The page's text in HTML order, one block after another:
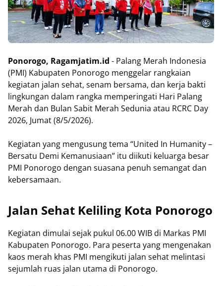
Ponorogo, Ragamjatim.id - Palang Merah Indonesia
(PMI) Kabupaten Ponorogo menggelar rangkaian
kegiatan jalan sehat, senam bersama, dan kerja bakti
lingkungan dalam rangka memperingati Hari Palang
Merah dan Bulan Sabit Merah Sedunia atau RCRC Day
2026, Jumat (8/5/2026).
Kegiatan yang mengusung tema “United In Humanity –
Bersatu Demi Kemanusiaan” itu diikuti keluarga besar
PMI Ponorogo dengan suasana penuh semangat dan
kebersamaan.
Jalan Sehat Keliling Kota Ponorogo
Kegiatan dimulai sejak pukul 06.00 WIB di Markas PMI
Kabupaten Ponorogo. Para peserta yang mengenakan
kaos merah khas PMI mengikuti jalan sehat melintasi
sejumlah ruas jalan utama di Ponorogo.